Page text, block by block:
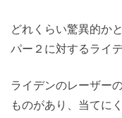
どれくらい驚異的か
パー２に対するライ
ライデンのレーザー
ものがあり、当てに